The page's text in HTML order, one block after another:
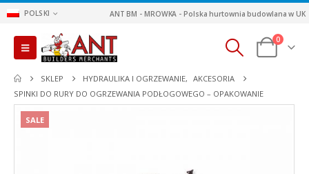
POLSKI ANT BM - MROWKA - Polska hurtownia budowlana w UK
0
SKLEP HYDRAULIKA I OGRZEWANIE,
AKCESORIA
SPINKI DO RURY DO OGRZEWANIA PODŁOGOWEGO – OPAKOWANIE
SALE